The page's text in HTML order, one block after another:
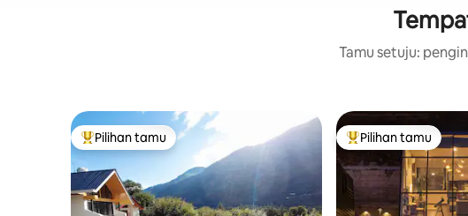
Tamu setuju:
Pilihan tamu terpopuler
Pilihan tamu Pilihan tamu
Pilihan tamu